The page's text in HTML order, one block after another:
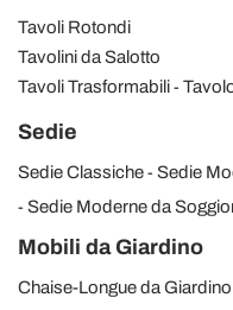
Tavoli Rotondi
Tavolini da Salotto
Tavoli Trasformabili
Sedie
Sedie Classiche
Sedie
Sedie Moderne da
Mobili da Giardino
Chaise-Longue da Giardino